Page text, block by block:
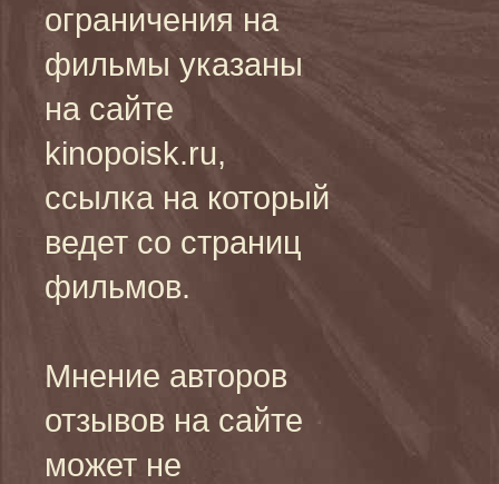
ограничения на
фильмы указаны
на сайте
kinopoisk.ru,
ссылка на который
ведет со страниц
фильмов.
Мнение авторов
отзывов на сайте
может не